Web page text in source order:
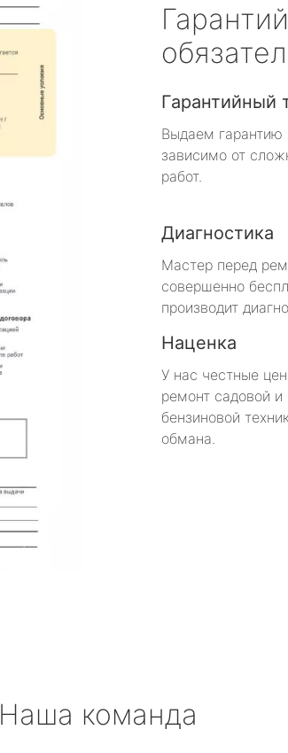
Гарантийный
Выдаем гарантию
зависимо от
работ.
Диагностика
Мастер перед
совершенно
производит
Наценка
У нас честные
ремонт садовой и
бензиновой
обмана.
Наша команда